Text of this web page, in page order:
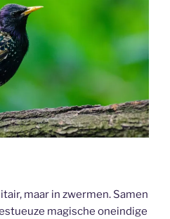
maar in zwermen. Samen
magische oneindige